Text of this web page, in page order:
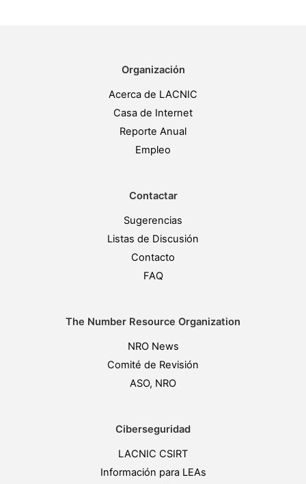
Organización
Acerca de LACNIC
Casa de Internet
Reporte Anual
Empleo
Contactar
Sugerencias
Listas de Discusión
Contacto
FAQ
The Number Resource Organization
NRO News
Comité de Revisión
ASO, NRO
Ciberseguridad
LACNIC CSIRT
Información para LEAs